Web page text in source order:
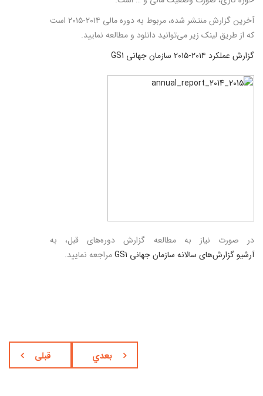
آخرین گزارش منتشر شده، مربوط به دوره مالی ۲۰۱۴-۲۰۱۵ است
که از طریق لینک زیر می‌توانید دانلود و مطالعه نمایید.
گزارش عملکرد ۲۰۱۴-۲۰۱۵ سازمان جهانی GS1
در صورت نیاز به مطالعه گزارش دوره‌های قبل، به
آرشیو گزارش‌های سالانه سازمان جهانی GS1
مراجعه نمایید.
قبلی بعدي